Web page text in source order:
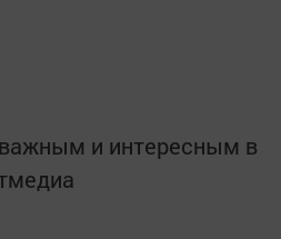
и интересным в